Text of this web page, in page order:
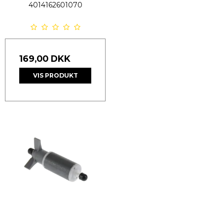
4014162601070
169,00 DKK
VIS PRODUKT